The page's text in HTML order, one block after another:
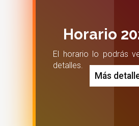
Horario
El horario lo podrás
detalles.
Más